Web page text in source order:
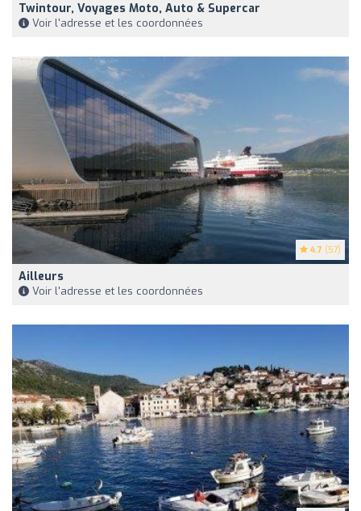
Twintour, Voyages Moto, Auto & Supercar
Voir l'adresse et les coordonnées
4.7 (57)
Ailleurs
Voir l'adresse et les coordonnées